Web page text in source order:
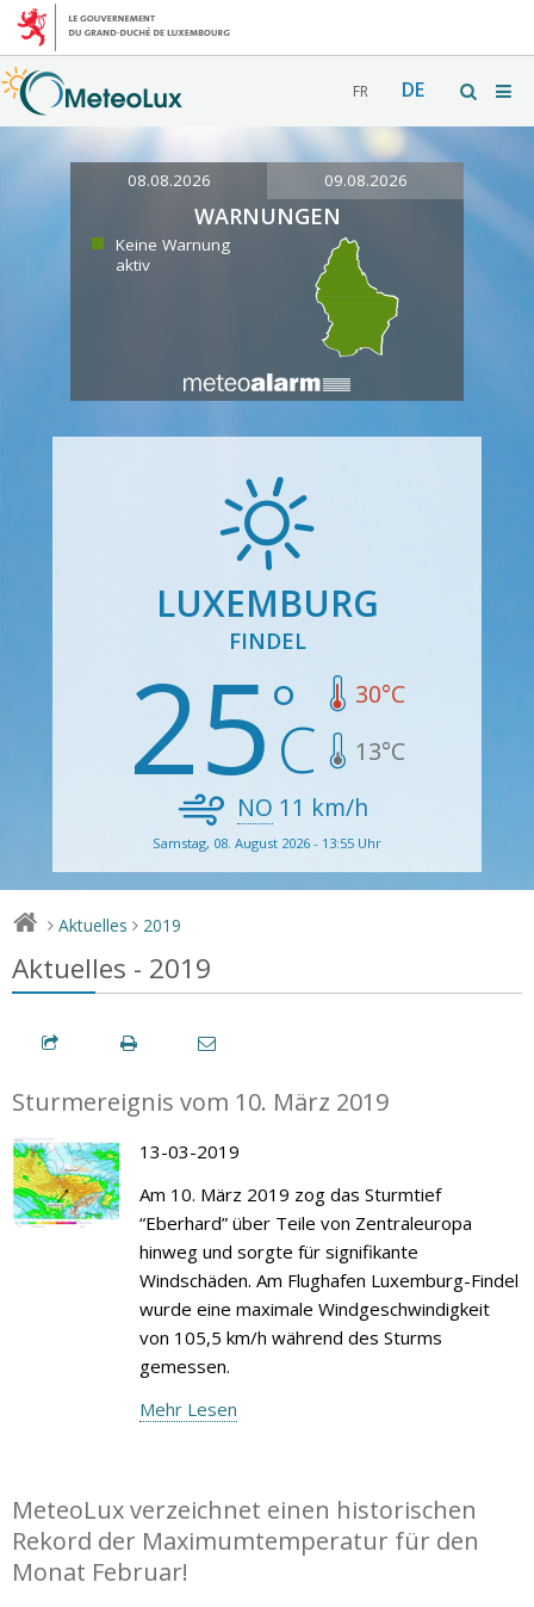
FR DE
08.08.2026 09.08.2026
WARNUNGEN
Keine Warnung
aktiv
LUXEMBURG
FINDEL
25 30°C
13°C
NO 11 km/h
Samstag, 08. August 2026 - 13:55 Uhr
> Aktuelles > 2019
Aktuelles - 2019
Sturmereignis vom 10. März 2019
13-03-2019
Am 10. März 2019 zog das Sturmtief
“Eberhard” über Teile von Zentraleuropa
hinweg und sorgte für signifikante
Windschäden. Am Flughafen Luxemburg-Findel
wurde eine maximale Windgeschwindigkeit
von 105,5 km/h während des Sturms
gemessen.
Mehr Lesen
MeteoLux verzeichnet einen historischen
Rekord der Maximumtemperatur für den
Monat Februar!